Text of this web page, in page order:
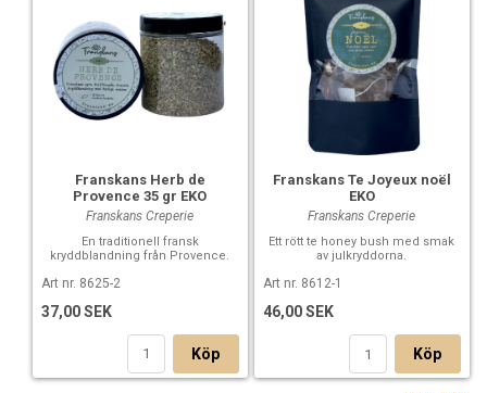
Franskans Herb de
Provence 35 gr EKO
Franskans Creperie
En traditionell fransk
kryddblandning från Provence.
Art nr. 8625-2
37,00 SEK
Köp
Franskans Te Joyeux noël
EKO
Franskans Creperie
Ett rött te honey bush med smak
av julkryddorna.
Art nr. 8612-1
46,00 SEK
Köp